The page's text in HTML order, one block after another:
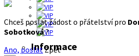
Informace
Chceš poslat žádost o přátelství pro
Sobotková?
Ano, poslatZpět